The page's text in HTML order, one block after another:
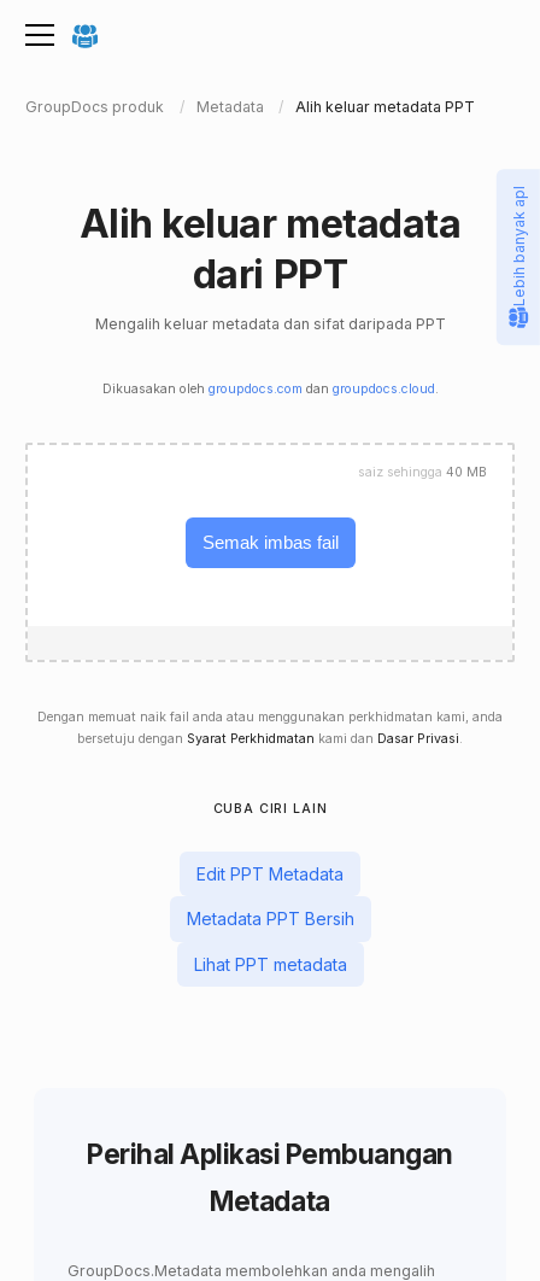
GroupDocs produk Metadata Alih keluar metadata PPT
Alih keluar metadata
dari PPT
Mengalih keluar metadata dan sifat daripada PPT
Dikuasakan oleh groupdocs.com dan groupdocs.cloud .
Semak imbas fail
saiz sehingga 40 MB
Dengan memuat naik fail anda atau menggunakan perkhidmatan kami, anda
bersetuju dengan Syarat Perkhidmatan kami dan Dasar Privasi.
CUBA CIRI LAIN
Edit PPT Metadata
Metadata PPT Bersih
Lihat PPT metadata
Perihal Aplikasi Pembuangan
Metadata
GroupDocs.Metadata membolehkan anda mengalih
Lebih banyak apl